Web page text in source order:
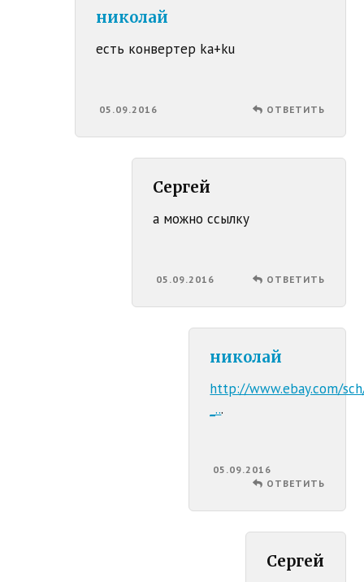
николай
есть конвертер ka+ku
05.09.2016 ОТВЕТИТЬ
Сергей
а можно ссылку
05.09.2016 ОТВЕТИТЬ
николай
http://www.ebay.com/
_...
05.09.2016
ОТВЕТИТЬ
Сергей